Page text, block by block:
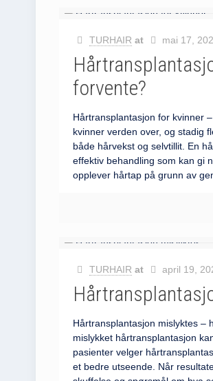
TURHAIR at mai 17,
forvente?
Hårtransplantasjon for kvinner
kvinner verden over, og stadig
både hårvekst og selvtillit. En
effektiv behandling som kan gi
opplever hårtap på grunn av
TURHAIR at april 19,
Hårtransplantasjon mislyktes –
mislykket hårtransplantasjon
pasienter velger
et bedre utseende. Når